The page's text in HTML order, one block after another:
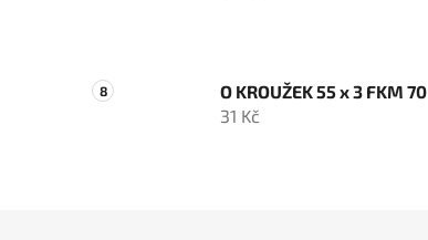
O KROUŽEK 55 x 3 FKM 70
31 Kč